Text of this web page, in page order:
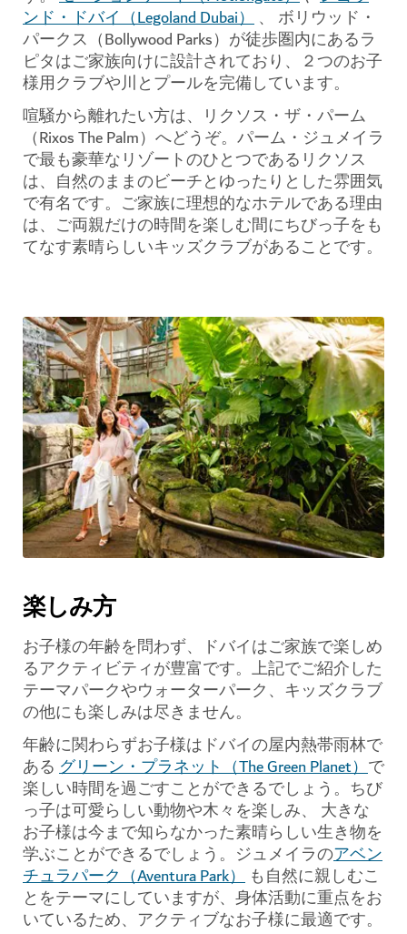
ンド・ドバイ（Legoland Dubai） 、 ボリウッド・
パークス（Bollywood Parks）が徒歩圏内にあるラ
ピタはご家族向けに設計されており、２つのお子
様用クラブや川とプールを完備しています。
喧騒から離れたい方は、リクソス・ザ・パーム
（Rixos The Palm）へどうぞ。パーム・ジュメイラ
で最も豪華なリゾートのひとつであるリクソス
は、自然のままのビーチとゆったりとした雰囲気
で有名です。ご家族に理想的なホテルである理由
は、ご両親だけの時間を楽しむ間にちびっ子をも
てなす素晴らしいキッズクラブがあることです。
楽しみ方
お子様の年齢を問わず、ドバイはご家族で楽しめ
るアクティビティが豊富です。上記でご紹介した
テーマパークやウォーターパーク、キッズクラブ
の他にも楽しみは尽きません。
年齢に関わらずお子様はドバイの屋内熱帯雨林で
ある グリーン・プラネット（The Green Planet）で
楽しい時間を過ごすことができるでしょう。ちび
っ子は可愛らしい動物や木々を楽しみ、 大きな
お子様は今まで知らなかった素晴らしい生き物を
学ぶことができるでしょう。ジュメイラのアベン
チュラパーク（Aventura Park） も自然に親しむこ
とをテーマにしていますが、身体活動に重点をお
いているため、アクティブなお子様に最適です。